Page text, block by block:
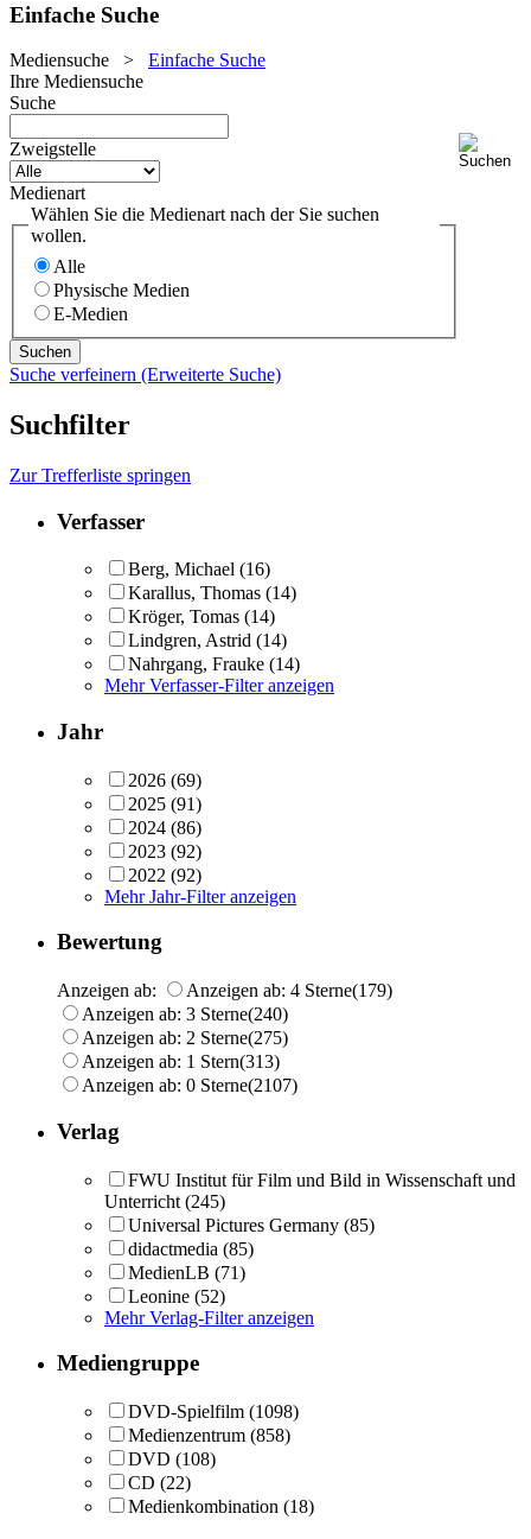
Einfache Suche
Mediensuche > Einfache Suche
Ihre Mediensuche
Suche
Zweigstelle
Medienart
Wählen Sie die Medienart nach der Sie suchen
wollen.
Alle
Physische Medien
E-Medien
Suche verfeinern (Erweiterte Suche)
Suchfilter
Zur Trefferliste springen
Verfasser
Berg, Michael (16)
Karallus, Thomas (14)
Kröger, Tomas (14)
Lindgren, Astrid (14)
Nahrgang, Frauke (14)
Mehr Verfasser-Filter anzeigen
Jahr
2026 (69)
2025 (91)
2024 (86)
2023 (92)
2022 (92)
Mehr Jahr-Filter anzeigen
Bewertung
Anzeigen ab: Anzeigen ab: 4 Sterne(179)
Anzeigen ab: 3 Sterne(240)
Anzeigen ab: 2 Sterne(275)
Anzeigen ab: 1 Stern(313)
Anzeigen ab: 0 Sterne(2107)
Verlag
FWU Institut für Film und Bild in Wissenschaft und
Unterricht (245)
Universal Pictures Germany (85)
didactmedia (85)
MedienLB (71)
Leonine (52)
Mehr Verlag-Filter anzeigen
Mediengruppe
DVD-Spielfilm (1098)
Medienzentrum (858)
DVD (108)
CD (22)
Medienkombination (18)